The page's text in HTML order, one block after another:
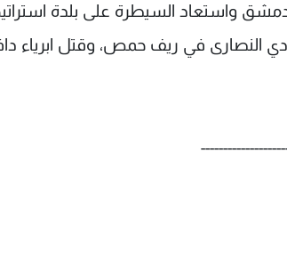
واستعاد السيطرة على بلدة
النصارى في ريف حمص، وقتل ابرياء